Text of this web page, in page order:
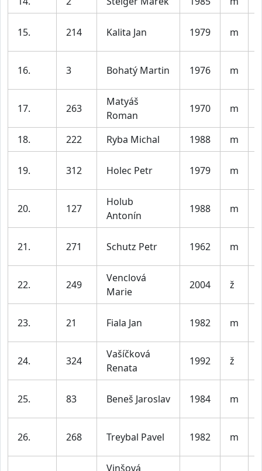
15. 214 Kalita Jan 1979 m
16. 3 Bohatý Martin 1976 m
17. 263
Matyáš
Roman
1970 m
18. 222 Ryba Michal 1988 m
19. 312 Holec Petr 1979 m
20. 127
Holub
Antonín
1988 m
21. 271 Schutz Petr 1962 m
22. 249
Venclová
Marie
2004 ž
23. 21 Fiala Jan 1982 m
24. 324
Vašíčková
Renata
1992 ž
25. 83 Beneš Jaroslav 1984 m
26. 268 Treybal Pavel 1982 m
Vinšová